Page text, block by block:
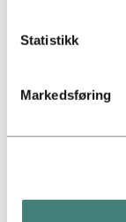
gjelder i listen
Statistikk
Markedsføring